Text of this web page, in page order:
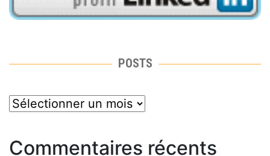
POSTS
posts
Commentaires récents